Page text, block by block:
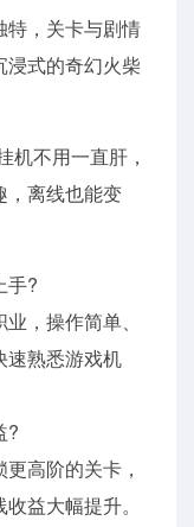
特，关卡与剧情
浸式的奇幻火柴
机不用一直肝，
，离线也能变
手?
，操作简单、
速熟悉游戏机
?
高阶的关卡，
益大幅提升。